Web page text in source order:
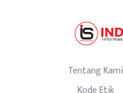
Tentang Kami
Kode Etik